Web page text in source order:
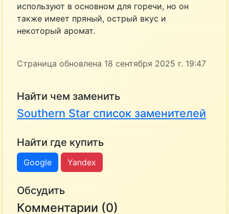
используют в основном для горечи, но он
также имеет пряный, острый вкус и
некоторый аромат.
Страница обновлена 18 сентября 2025 г. 19:47
Найти чем заменить
Southern Star список заменителей
Найти где купить
Google Yandex
Обсудить
Комментарии (0)